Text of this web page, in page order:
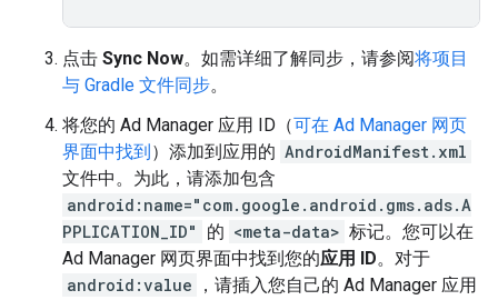
点击 Sync Now。如需详细了解同步，请参阅将项目
与 Gradle 文件同步。
将您的 Ad Manager 应用 ID（可在 Ad Manager 网页
界面中找到）添加到应用的 AndroidManifest.xml
文件中。为此，请添加包含
android:name="com.google.android.gms.ads.A
PPLICATION_ID"
的 <meta-data> 标记。您可以在
Ad Manager 网页界面中找到您的应用 ID。对于
android:value
，请插入您自己的 Ad Manager 应用